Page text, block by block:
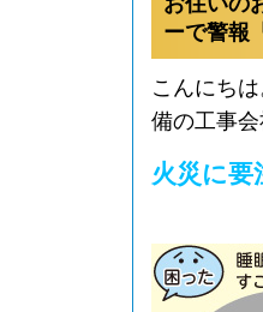
ーで警報
こんにち
備の工事会
火災に要